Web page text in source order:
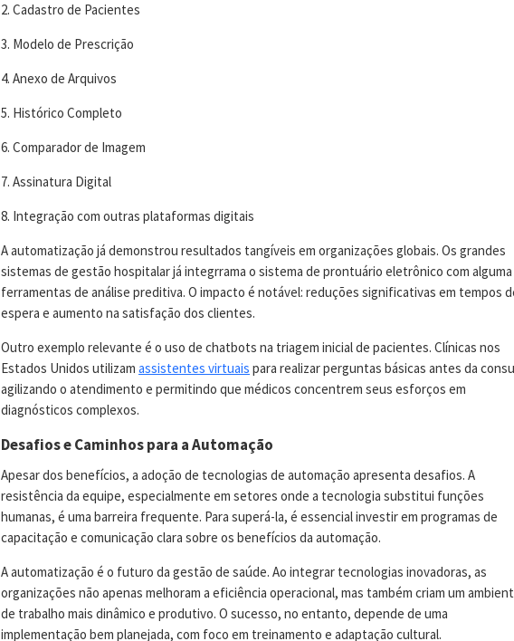
2. Cadastro de Pacientes
3. Modelo de Prescrição
4. Anexo de Arquivos
5. Histórico Completo
6. Comparador de Imagem
7. Assinatura Digital
8. Integração com outras plataformas digitais
A automatização já demonstrou resultados tangíveis em organizações globais. Os grandes
sistemas de gestão hospitalar já integrrama o sistema de prontuário eletrônico com alguma
ferramentas de análise preditiva. O impacto é notável: reduções significativas em tempos
espera e aumento na satisfação dos clientes.
Outro exemplo relevante é o uso de chatbots na triagem inicial de pacientes. Clínicas nos
Estados Unidos utilizam assistentes virtuais para realizar perguntas básicas antes da
agilizando o atendimento e permitindo que médicos concentrem seus esforços em
diagnósticos complexos.
Desafios e Caminhos para a Automação
Apesar dos benefícios, a adoção de tecnologias de automação apresenta desafios. A
resistência da equipe, especialmente em setores onde a tecnologia substitui funções
humanas, é uma barreira frequente. Para superá-la, é essencial investir em programas de
capacitação e comunicação clara sobre os benefícios da automação.
A automatização é o futuro da gestão de saúde. Ao integrar tecnologias inovadoras, as
organizações não apenas melhoram a eficiência operacional, mas também criam um
de trabalho mais dinâmico e produtivo. O sucesso, no entanto, depende de uma
implementação bem planejada, com foco em treinamento e adaptação cultural.